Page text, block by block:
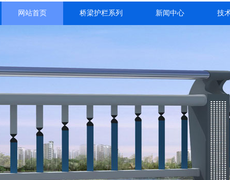
网站首页 桥梁护栏系列 新闻中心 技